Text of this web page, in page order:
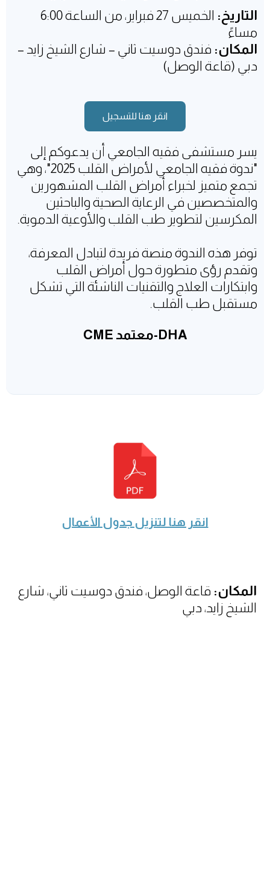
التاريخ:
الخميس 27 فبراير، من الساعة 6:00
مساءً
المكان: فندق دوسيت ثاني – شارع الشيخ زايد –
دبي (قاعة الوصل)
انقر هنا للتسجيل
يسر مستشفى فقيه الجامعي أن يدعوكم إلى
"ندوة فقيه الجامعي لأمراض القلب 2025"، وهي
تجمع متميز لخبراء أمراض القلب المشهورين
والمتخصصين في الرعاية الصحية والباحثين
المكرسين لتطوير طب القلب والأوعية الدموية.
توفر هذه الندوة منصة فريدة لتبادل المعرفة،
وتقدم رؤى متطورة حول أمراض القلب
وابتكارات العلاج والتقنيات الناشئة التي تشكل
مستقبل طب القلب.
DHA-معتمد CME
انقر هنا لتنزيل جدول الأعمال
المكان: قاعة الوصل، فندق دوسيت ثاني، شارع
الشيخ زايد، دبي